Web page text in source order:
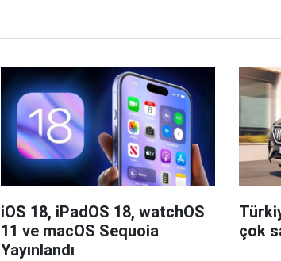
iOS 18, iPadOS 18, watchOS
11 ve macOS Sequoia
Yayınlandı
çok